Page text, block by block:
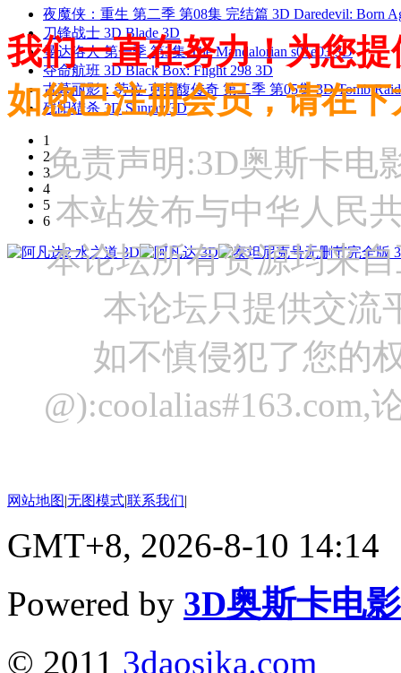
夜魔侠：重生 第二季 第08集 完结篇 3D Daredevil: Born
刀锋战士 3D Blade 3D
曼达洛人 第一季 第3集 The Mandalorian s01e03 3D
夺命航班 3D Black Box: Flight 298 3D
古墓丽影：劳拉·克劳馥传奇 第二季 第05集 3D Tomb
残阳猎杀 3D Sunray 3D
1
2
3
4
5
6
我们一直在努力！为您
如您已注册会员，请在
免责声明:3D奥斯卡电
本站发布与中华人民
本论坛所有资源均来
本论坛只提供交流
如不慎侵犯了您的
网站地图|无图模式|联系我们|
GMT+8, 2026-8-10 14:14
Powered by 3D奥斯卡电
© 2011 3daosika.com